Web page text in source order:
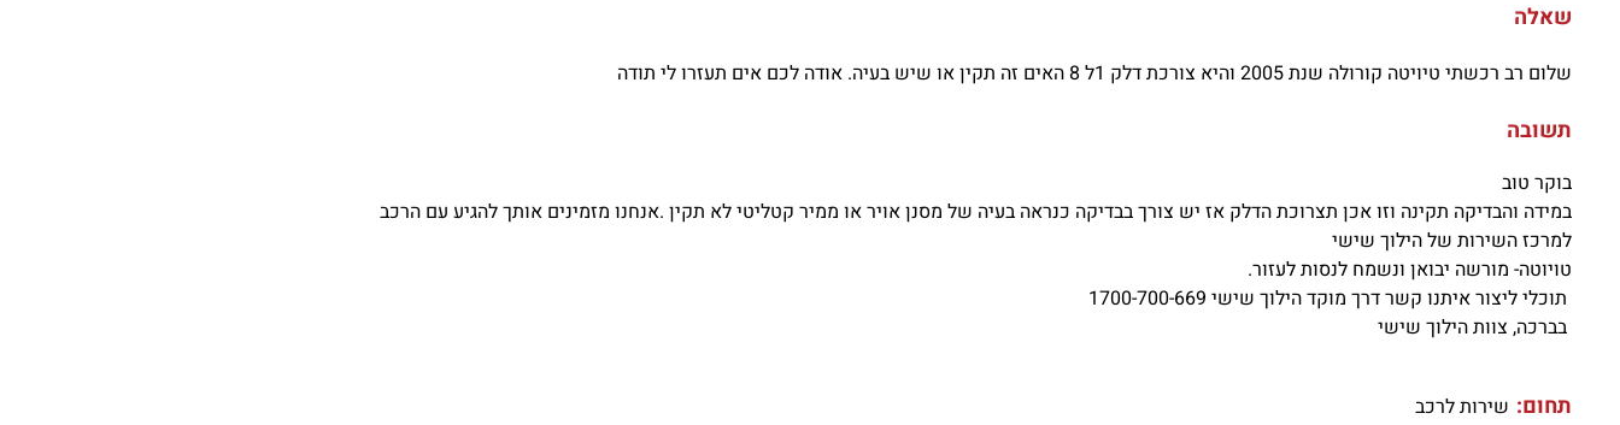
שאלה
שלום רב רכשתי טיויטה קורולה שנת 2005 והיא צורכת דלק 1ל 8 האים זה תקין או שיש בעיה. אודה לכם אים תעזרו לי תודה
תשובה
בוקר טוב
במידה והבדיקה תקינה וזו אכן תצרוכת הדלק אז יש צורך בבדיקה כנראה בעיה של מסנן אויר או ממיר קטליטי לא תקין .אנחנו מזמינים אותך להגיע עם הרכב
למרכז השירות של הילוך שישי
טויוטה- מורשה יבואן ונשמח לנסות לעזור.
תוכלי ליצור איתנו קשר דרך מוקד הילוך שישי 1700-700-669
בברכה, צוות הילוך שישי
תחום: שירות לרכב